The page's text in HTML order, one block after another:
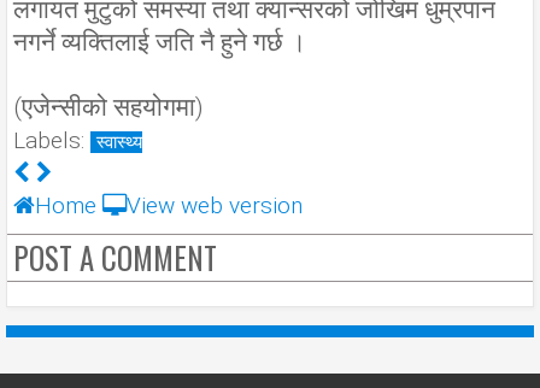
लगायत मुटुको समस्या तथा क्यान्सरको जोखिम धुम्रपान
नगर्ने व्यक्तिलाई जति नै हुने गर्छ ।
(एजेन्सीको सहयोगमा)
Labels: स्वास्थ्य
Home View web version
POST A COMMENT